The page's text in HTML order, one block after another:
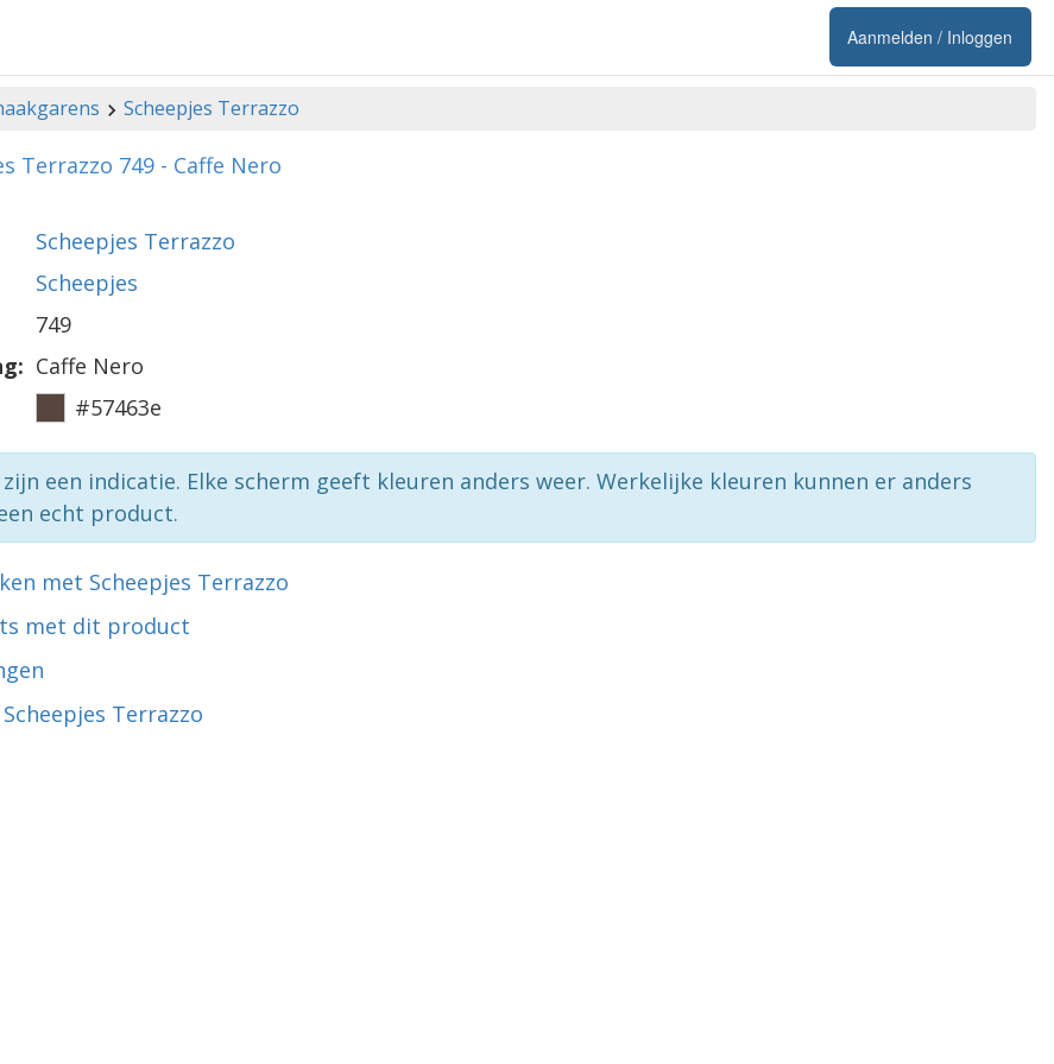
Aanmelden / Inloggen
Scheepjes Terrazzo
Terrazzo 749 - Caffe Nero
Scheepjes Terrazzo
Scheepjes
749
Caffe Nero
#57463e
een indicatie. Elke scherm geeft kleuren anders weer. Werkelijke kleuren kunnen er anders
echt product.
met Scheepjes Terrazzo
met dit product
Terrazzo